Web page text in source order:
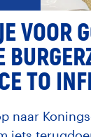
VOOR
TO
naar